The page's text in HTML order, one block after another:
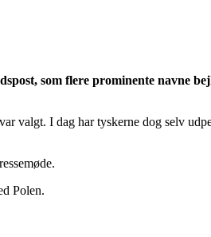
som flere prominente navne
valgt. I dag har tyskerne dog selv
Polen.